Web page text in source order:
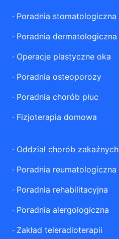
· Poradnia stomatologiczna
· Poradnia dermatologiczna
· Operacje plastyczne oka
· Poradnia osteoporozy
· Poradnia chorób płuc
· Fizjoterapia domowa
· Oddział chorób zakaźnych
· Poradnia reumatologiczna
· Poradnia rehabilitacyjna
· Poradnia alergologiczna
· Zakład teleradioterapii